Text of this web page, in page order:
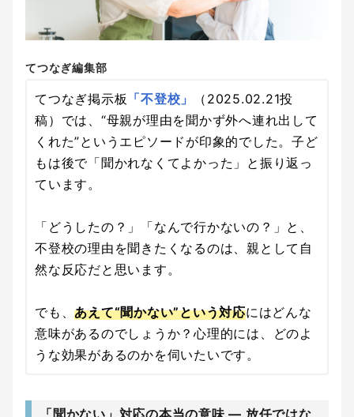
てつなぎ編集部
てつなぎ掲示板 「不登校」
（2025.02.21投
稿）では、“母親が理由を聞かず外へ連れ出して
くれた”というエピソードが印象的でした。子ど
もは後で「聞かれなくてよかった」と振り返っ
ています。
「どうしたの？」「なんで行かないの？」と、
不登校の理由を聞きたくなるのは、親として自
然な反応だと思います。
でも、あえて“聞かない”という対応にはどんな
意味があるのでしょうか？心理的には、どのよ
うな効果があるのかを伺いたいです。